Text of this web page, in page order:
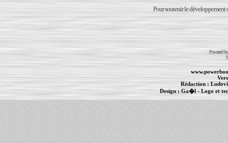
Pour soutenir le développement
Powered
Rédaction :
Design :Ga�l- Logo et
PowerBook